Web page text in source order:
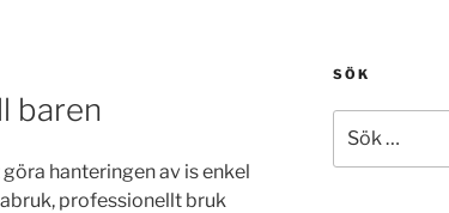
baren
hanteringen av is enkel
professionellt bruk
SÖK
efter: